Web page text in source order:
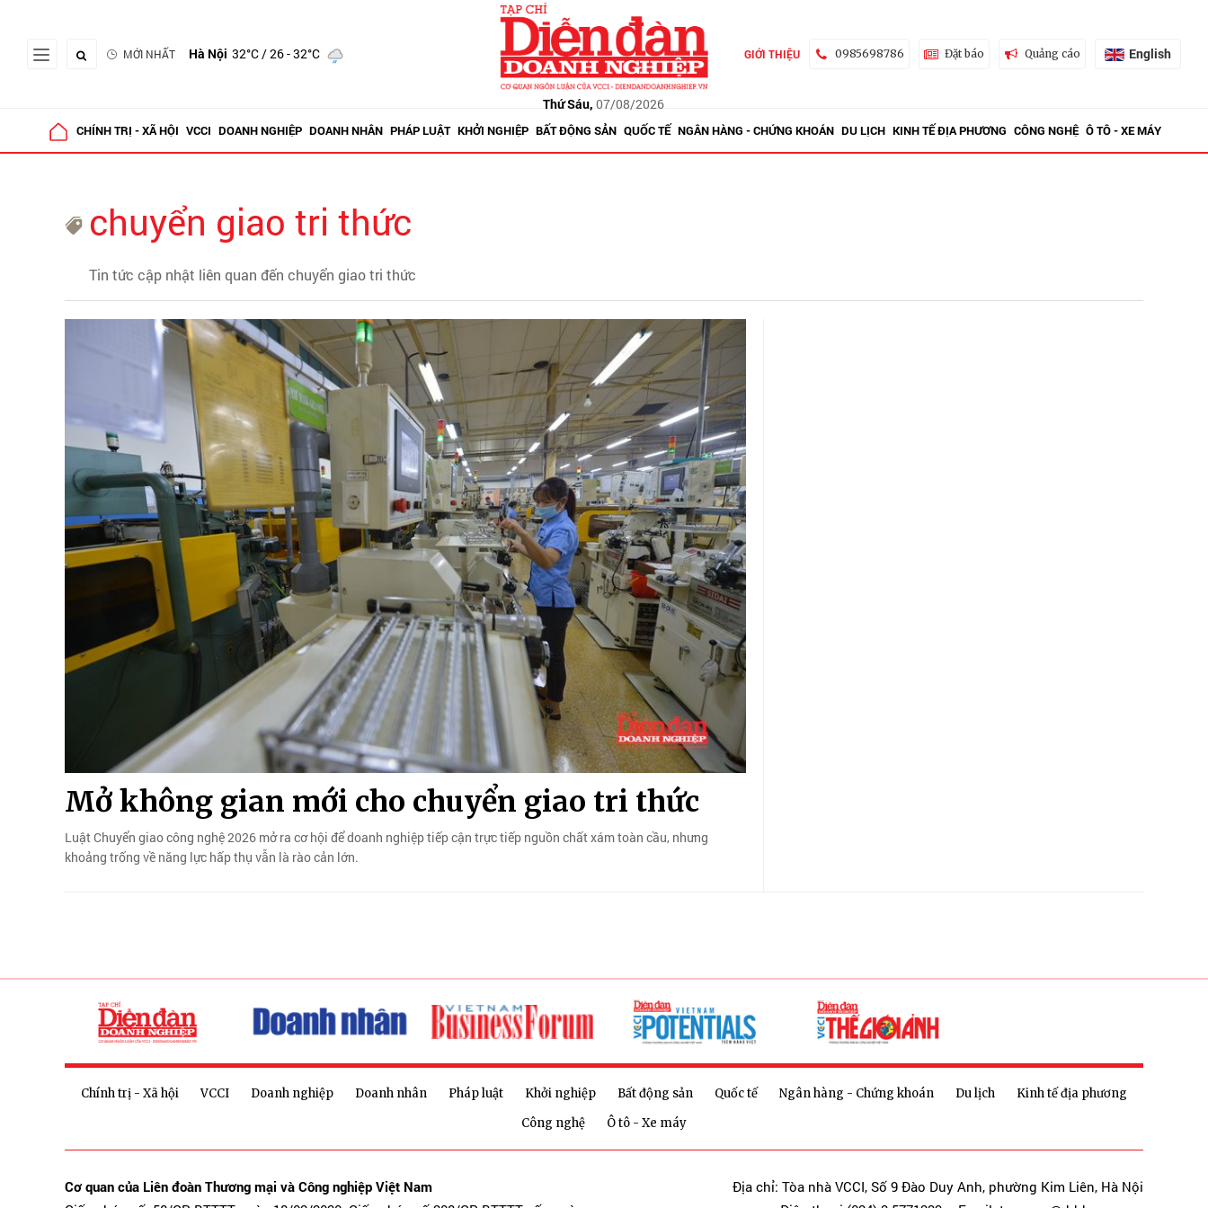
MỚI NHẤT Hà Nội 32°C/ 26 - 32°C
Thứ Sáu, 07/08/2026
GIỚI THIỆU 0985698786 Đặt báo Quảng cáo English
CHÍNH TRỊ - XÃ HỘI VCCI DOANH NGHIỆP DOANH NHÂN PHÁP LUẬT KHỞI NGHIỆP BẤT ĐỘNG SẢN QUỐC TẾ NGÂN HÀNG - CHỨNG KHOÁN DU LỊCH KINH TẾ ĐỊA PHƯƠNG CÔNG NGHỆ Ô TÔ - XE MÁY
chuyển giao tri thức
Tin tức cập nhật liên quan đến chuyển giao tri thức
Mở không gian mới cho chuyển giao tri thức
Luật Chuyển giao công nghệ 2026 mở ra cơ hội để doanh nghiệp tiếp cận trực tiếp nguồn chất xám toàn cầu, nhưng
khoảng trống về năng lực hấp thụ vẫn là rào cản lớn.
Chính trị - Xã hội VCCI Doanh nghiệp Doanh nhân Pháp luật Khởi nghiệp Bất động sản Quốc tế Ngân hàng - Chứng khoán Du lịch
Kinh tế địa phương
Công nghệ
Ô tô - Xe máy
Cơ quan của Liên đoàn Thương mại và Công nghiệp Việt Nam
Địa chỉ: Tòa nhà VCCI, Số 9 Đào Duy Anh, phường Kim Liên, Hà Nội